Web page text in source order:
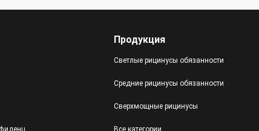
Продукция
Светлые рицинусы обязанности
Средние рицинусы обязанности
Сверхмощные рицинусы
Все категории